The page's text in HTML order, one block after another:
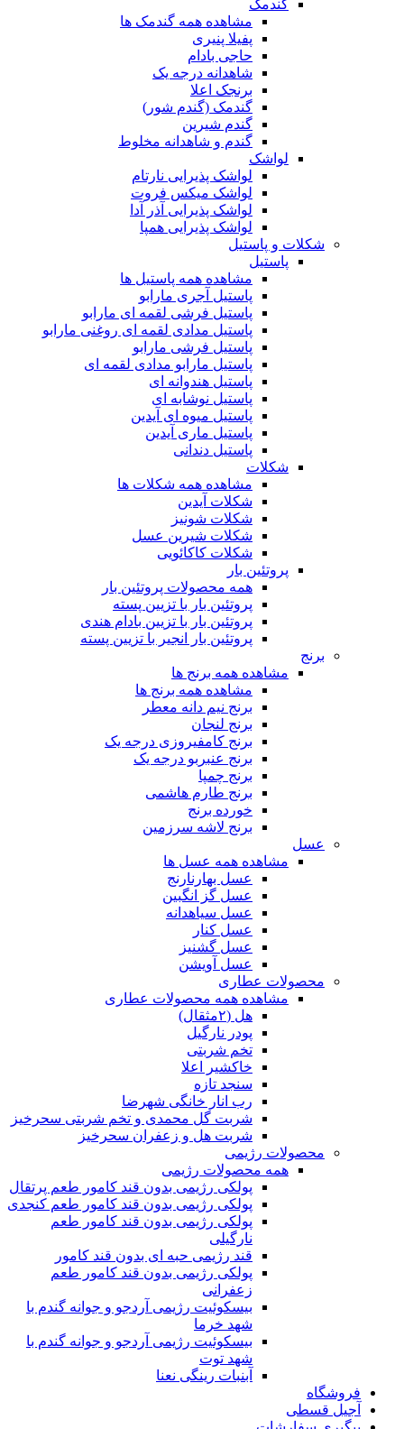
گندمک
مشاهده همه گندمک ها
پفیلا پنیری
حاجی بادام
شاهدانه درجه یک
برنجک اعلا
گندمک (گندم شور)
گندم شیرین
گندم و شاهدانه مخلوط
لواشک
لواشک پذیرایی نارتام
لواشک میکس فروت
لواشک پذیرایی آذر آدا
لواشک پذیرایی همپا
شکلات و پاستیل
پاستیل
مشاهده همه پاستیل ها
پاستیل آجری مارابو
پاستیل فرشی لقمه ای مارابو
پاستیل مدادی لقمه ای روغنی مارابو
پاستیل فرشی مارابو
پاستیل مارابو مدادی لقمه ای
پاستیل هندوانه ای
پاستیل نوشابه ای
پاستیل میوه ای آیدین
پاستیل ماری آیدین
پاستیل دندانی
شکلات
مشاهده همه شکلات ها
شکلات آیدین
شکلات شونیز
شکلات شیرین عسل
شکلات کاکائویی
پروتئین بار
همه محصولات پروتئین بار
پروتئین بار با تزیین پسته
پروتئین بار با تزیین بادام هندی
پروتئین بار انجیر با تزیین پسته
برنج
مشاهده همه برنج ها
مشاهده همه برنج ها
برنج نیم دانه معطر
برنج لنجان
برنج کامفیروزی درجه یک
برنج عنبربو درجه یک
برنج چمپا
برنج طارم هاشمی
خورده برنج
برنج لاشه سرزمین
عسل
مشاهده همه عسل ها
عسل بهارنارنج
عسل گز انگبین
عسل سیاهدانه
عسل کنار
عسل گشنیز
عسل آویشن
محصولات عطاری
مشاهده همه محصولات عطاری
هل (۲مثقال)
پودر نارگیل
تخم شربتی
خاکشیر اعلا
سنجد تازه
رب انار خانگی شهرضا
شربت گل محمدی و تخم شربتی سحرخیز
شربت هل و زعفران سحرخیز
محصولات رژیمی
همه محصولات رژیمی
پولکی رژیمی بدون قند کامور طعم پرتقال
پولکی رژیمی بدون قند کامور طعم کنجدی
پولکی رژیمی بدون قند کامور طعم
نارگیلی
قند رژیمی حبه ای بدون قند کامور
پولکی رژیمی بدون قند کامور طعم
زعفرانی
بيسکوئيت رژیمی آردجو و جوانه گندم با
شهد خرما
بيسکوئيت رژیمی آردجو و جوانه گندم با
شهد توت
آبنبات رینگی نعنا
فروشگاه
آجیل قسطی